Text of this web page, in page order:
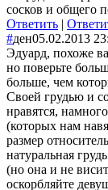
сосков и общего
Ответить |
#ден05.02.2013
Эдуард, похоже
но поверьте
больше, чем
Своей грудью и
нравятся,
(которых нам
размер
натуральная
(но она и не
оскорбляйте